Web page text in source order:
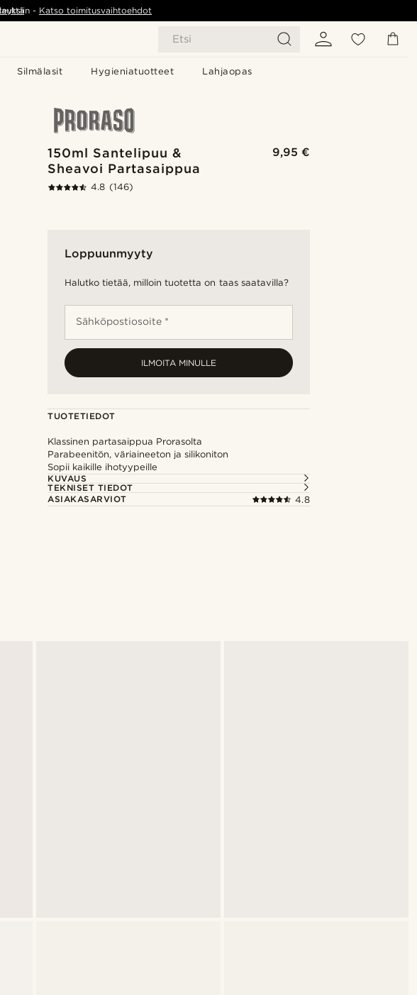
Etsi
Silmälasit Hygieniatuotteet Lahjaopas
- Katso toimitusvaihtoehdot
150ml Santelipuu &
Sheavoi Partasaippua
9,95 €
4.8 (146)
Loppuunmyyty
Halutko tietää, milloin tuotetta on taas saatavilla?
Sähköpostiosoite *
ILMOITA MINULLE
TUOTETIEDOT
Klassinen partasaippua Prorasolta
Parabeenitön, väriaineeton ja silikoniton
Sopii kaikille ihotyypeille
KUVAUS
TEKNISET TIEDOT
ASIAKASARVIOT
4.8